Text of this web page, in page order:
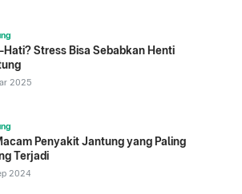
Hati? Stress Bisa Sebabkan Henti
2025
Penyakit Jantung yang Paling
Terjadi
2024